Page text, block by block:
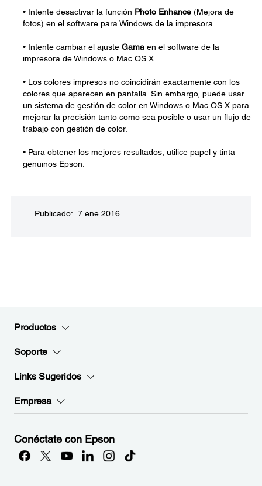
• Intente desactivar la función Photo Enhance (Mejora de
fotos) en el software para Windows de la impresora.
• Intente cambiar el ajuste Gama en el software de la
impresora de Windows o Mac OS X.
• Los colores impresos no coincidirán exactamente con los
colores que aparecen en pantalla. Sin embargo, puede usar
un sistema de gestión de color en Windows o Mac OS X para
mejorar la precisión tanto como sea posible o usar un flujo de
trabajo con gestión de color.
• Para obtener los mejores resultados, utilice papel y tinta
genuinos Epson.
Publicado: 7 ene 2016
Productos
Soporte
Links Sugeridos
Empresa
Conéctate con Epson